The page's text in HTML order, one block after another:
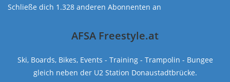
Schließe dich 1.328 anderen Abonnenten an
AFSA Freestyle.at
Ski, Boards, Bikes, Events - Training - Trampolin - Bungee
gleich neben der U2 Station Donaustadtbrücke.